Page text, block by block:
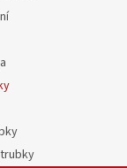
trubky